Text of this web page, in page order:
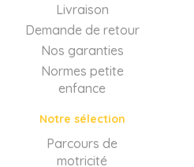
Livraison
Demande de retour
Nos garanties
Normes petite
enfance
Notre sélection
Parcours de
motricité